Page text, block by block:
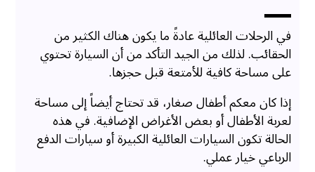
في الرحلات العائلية عادةً ما يكون هناك الكثير من
الحقائب. لذلك من الجيد التأكد من أن السيارة تحتوي
على مساحة كافية للأمتعة قبل حجزها.
إذا كان معكم أطفال صغار، قد تحتاج أيضاً إلى مساحة
لعربة الأطفال أو بعض الأغراض الإضافية. في هذه
الحالة تكون السيارات العائلية الكبيرة أو سيارات الدفع
الرباعي خيار عملي.